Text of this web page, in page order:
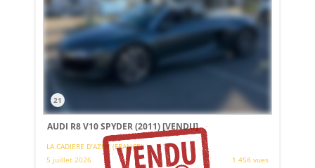
21
AUDI R8 V10 SPYDER (2011)[VENDU]
LA CADIERE D’AZUR (FRANCE)
5 juillet 2026
1 458 vues